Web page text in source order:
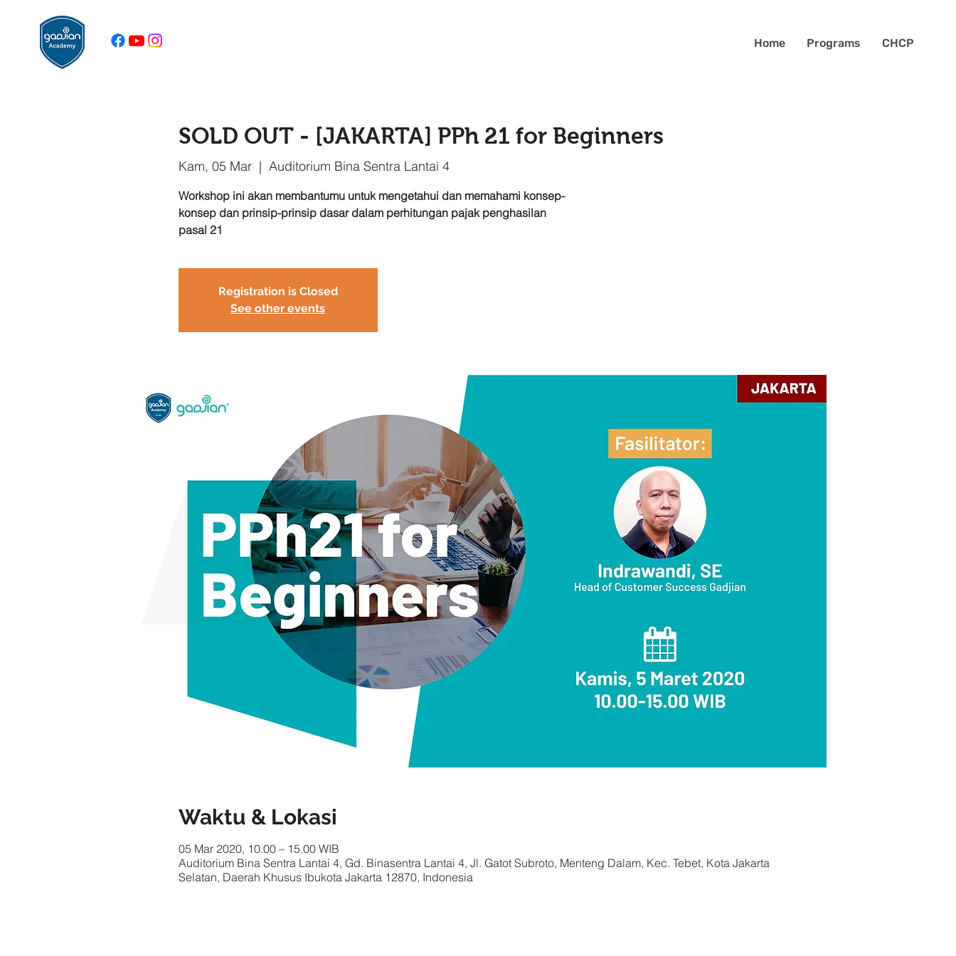
Home Programs CHCP
SOLD OUT - [JAKARTA] PPh 21 for Beginners
Kam, 05 Mar
  |
Auditorium Bina Sentra Lantai 4
Workshop ini akan membantumu untuk mengetahui dan memahami konsep-
konsep dan prinsip-prinsip dasar dalam perhitungan pajak penghasilan
pasal 21
Registration is Closed
See other events
Waktu & Lokasi
05 Mar 2020, 10.00 – 15.00 WIB
Auditorium Bina Sentra Lantai 4, Gd. Binasentra Lantai 4, Jl. Gatot Subroto, Menteng Dalam, Kec. Tebet, Kota Jakarta
Selatan, Daerah Khusus Ibukota Jakarta 12870, Indonesia